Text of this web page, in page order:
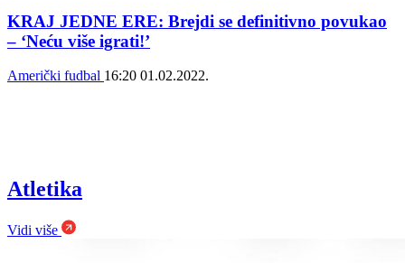
KRAJ JEDNE ERE: Brejdi se definitivno povukao
– ‘Neću više igrati!’
Američki fudbal 16:20 01.02.2022.
Atletika
Vidi više